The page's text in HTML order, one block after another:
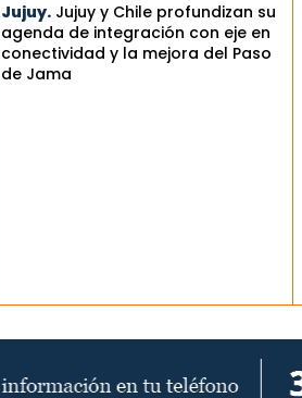
Jujuy. Jujuy y Chile profundizan su
agenda de integración con eje en
conectividad y la mejora del Paso
de Jama